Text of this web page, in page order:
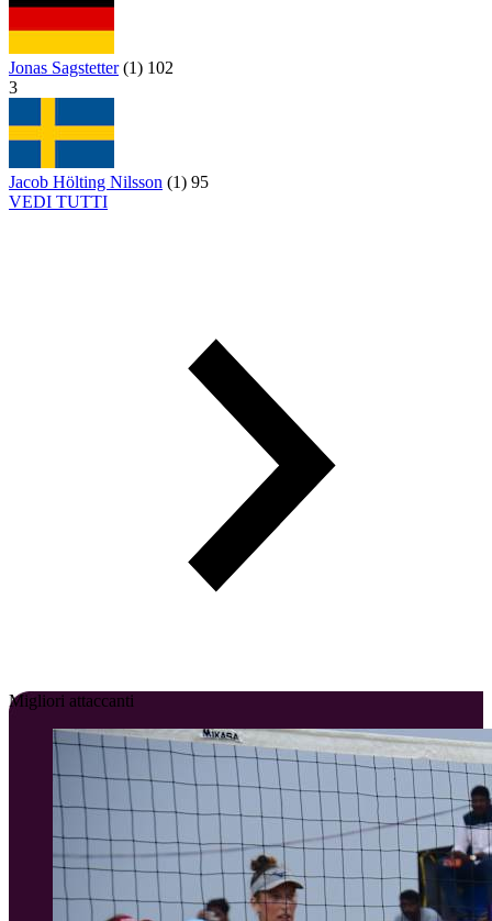
Jonas Sagstetter (1) 102
3
Jacob Hölting Nilsson (1) 95
VEDI TUTTI
Migliori attaccanti